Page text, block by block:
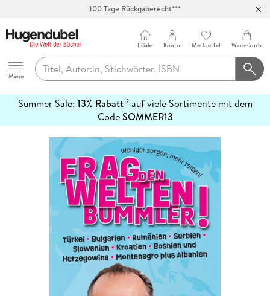
100 Tage Rückgaberecht***
Hugendubel
Menu
Filiale Konto Merkzettel Warenkorb
Summer Sale: 13% Rabatt12auf viele Sortimente mit dem
CodeSOMMER13
erfahren